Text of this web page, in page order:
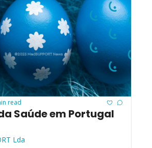
read
Saúde em Portugal
Lda